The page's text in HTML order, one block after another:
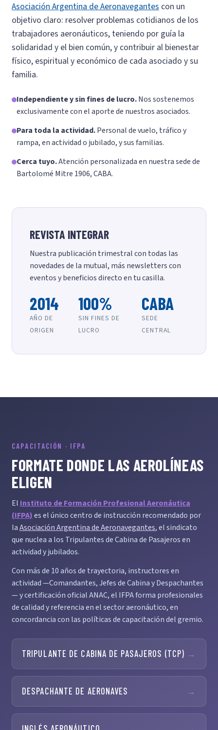
Asociación Argentina de Aeronavegantes con un
objetivo claro: resolver problemas cotidianos de los
trabajadores aeronáuticos, teniendo por guía la
solidaridad y el bien común, y contribuir al bienestar
físico, espiritual y económico de cada asociado y su
familia.
Independiente y sin fines de lucro.Nos sostenemos
exclusivamente con el aporte de nuestros asociados.
Para toda la actividad.Personal de vuelo, tráfico y
rampa, en actividad o jubilado, y sus familias.
Cerca tuyo.Atención personalizada en nuestra sede de
Bartolomé Mitre 1906, CABA.
REVISTA INTEGRAR
Nuestra publicación trimestral con todas las
novedades de la mutual, más newsletters con
eventos y beneficios directo en tu casilla.
2014
AÑO DE
ORIGEN
100%
SIN FINES DE
LUCRO
CABA
SEDE
CENTRAL
CAPACITACIÓN · IFPA
FORMATE DONDE LAS AEROLÍNEAS
ELIGEN
El Instituto de Formación Profesional Aeronáutica
(IFPA)es el único centro de instrucción recomendado por
laAsociación Argentina de Aeronavegantes, el sindicato
que nuclea a los Tripulantes de Cabina de Pasajeros en
actividad y jubilados.
Con más de 10 años de trayectoria, instructores en
actividad —Comandantes, Jefes de Cabina y Despachantes
— y certificación oficial ANAC, el IFPA forma profesionales
de calidad y referencia en el sector aeronáutico, en
concordancia con las políticas de capacitación del gremio.
TRIPULANTE DE CABINA DE PASAJEROS (TCP) →
DESPACHANTE DE AERONAVES →